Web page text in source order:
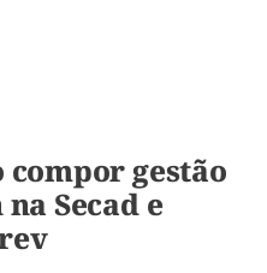
gestão
Secad e